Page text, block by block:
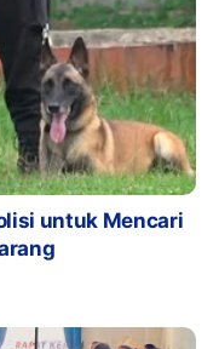
untuk Mencari